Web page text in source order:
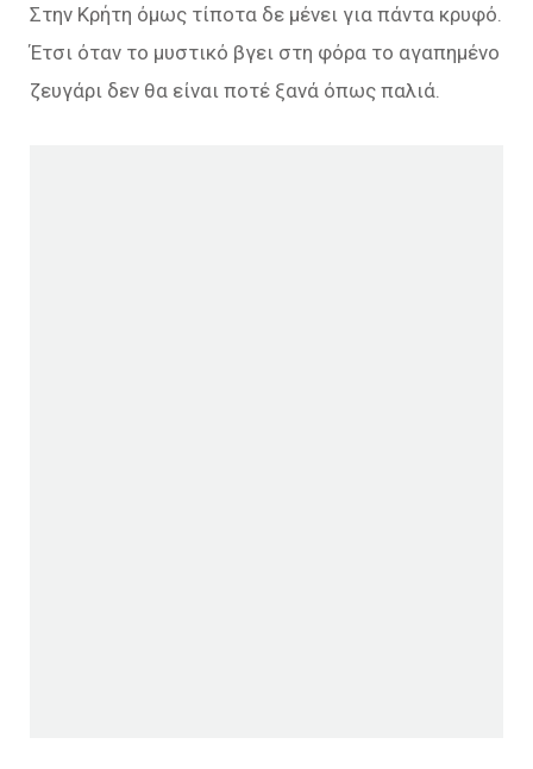
Στην Κρήτη όμως τίποτα δε μένει για πάντα κρυφό.
Έτσι όταν το μυστικό βγει στη φόρα το αγαπημένο
ζευγάρι δεν θα είναι ποτέ ξανά όπως παλιά.